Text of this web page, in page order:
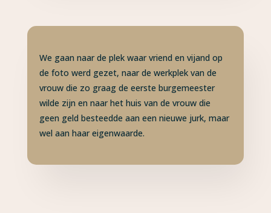
We gaan naar de plek waar vriend en vijand op
de foto werd gezet, naar de werkplek van de
vrouw die zo graag de eerste burgemeester
wilde zijn en naar het huis van de vrouw die
geen geld besteedde aan een nieuwe jurk, maar
wel aan haar eigenwaarde.